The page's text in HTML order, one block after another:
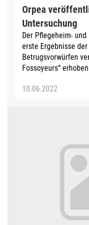
Orpea
Untersuchung
Der Pflegeheim-
erste Ergebnisse
Betrugsvorwürfen
Fossoyeurs“
10.06.2022